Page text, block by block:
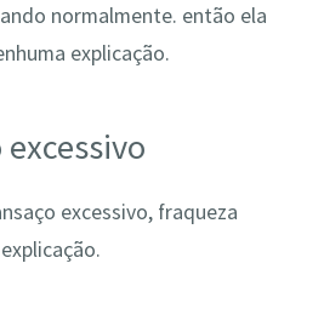
normalmente. então ela
explicação.
excessivo
excessivo, fraqueza